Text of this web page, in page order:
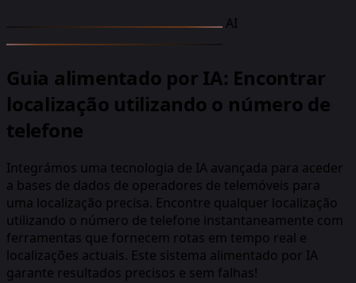
AI
Guia alimentado por IA: Encontrar
localização utilizando o número de
telefone
Integrámos uma tecnologia de IA avançada para aceder
a bases de dados de operadores de telemóveis para
uma localização precisa. Encontre qualquer localização
utilizando o número de telefone instantaneamente com
ferramentas que fornecem rotas em tempo real e
localizações actuais. Este sistema alimentado por IA
garante resultados precisos e sem falhas!